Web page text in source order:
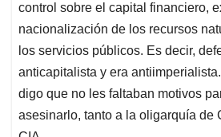
control sobre el capital financiero,
nacionalización de los recursos
los servicios públicos. Es decir,
anticapitalista y era
digo que no les faltaban motivos
asesinarlo, tanto a la oligarquía de